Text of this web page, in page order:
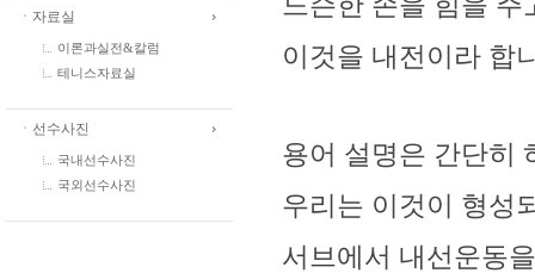
ㆍ자료실
이론과실전&칼럼
테니스자료실
ㆍ선수사진
국내선수사진
국외선수사진
이것을 내전이라 합
용어 설명은 간단히
우리는 이것이 형성
서브에서 내선운동